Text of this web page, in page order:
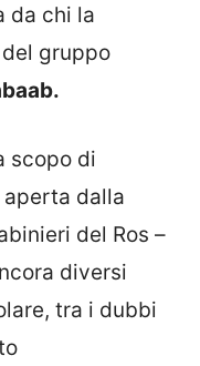
da chi la
gruppo
scopo di
aperta dalla
del Ros –
diversi
tra i dubbi